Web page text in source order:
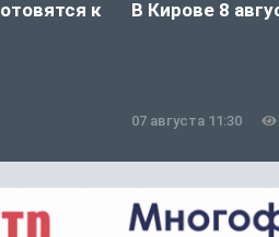
к
В Кирове 8
07 августа 11:30